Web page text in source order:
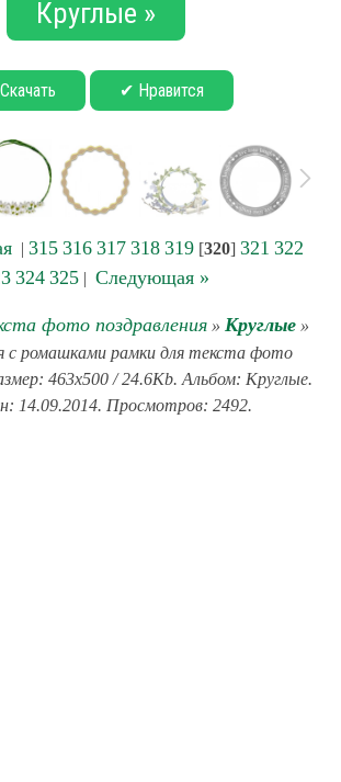
Круглые »
✔ Нравится
| 315 316 317 318 319[320] 321 322
324 325 | Следующая »
фото поздравления» Круглые»
с ромашками рамки для текста фото
463x500 / 24.6Kb. Альбом: Круглые.
14.09.2014. Просмотров: 2492.